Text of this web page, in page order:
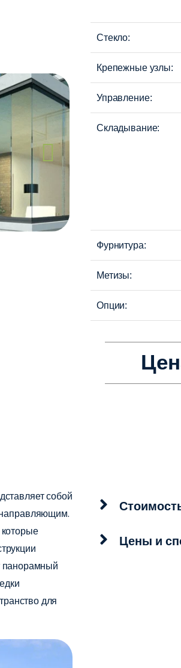
Стекло:
Крепежные узлы:
Управление:
Складывание:
Фурнитура:
Метизы:
Опции:
собой
панорамный
для
Цены и